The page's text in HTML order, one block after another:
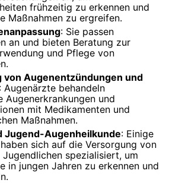
frühzeitig zu erkennen und
Maßnahmen zu ergreifen.
: Sie passen
an und bieten Beratung zur
und Pflege von
von Augenentzündungen und
: Augenärzte behandeln
Augenerkrankungen und
mit Medikamenten und
Maßnahmen.
Jugend-Augenheilkunde: Einige
sich auf die Versorgung von
Jugendlichen spezialisiert, um
in jungen Jahren zu erkennen und